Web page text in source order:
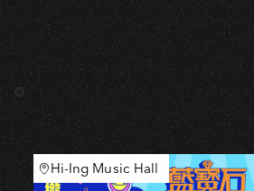
Hi-Ing Music Hall